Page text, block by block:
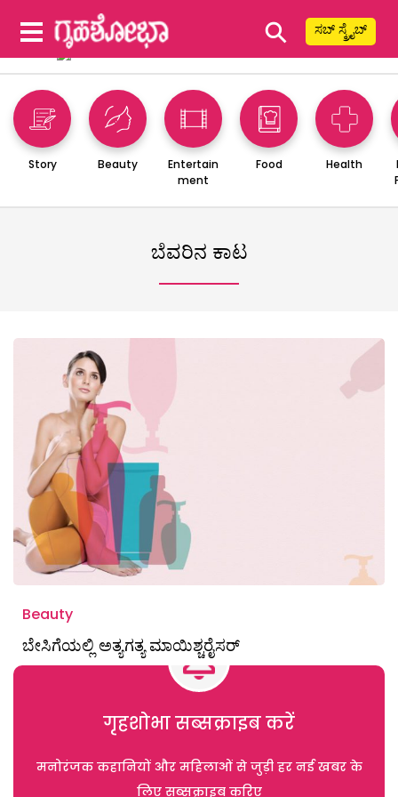
⚲ ಸಬ್ ಸ್ಕ್ರೈಬ್
Story Beauty
Entertain
ment
Food Health
ಬೆವರಿನ ಕಾಟ
Beauty
ಬೇಸಿಗೆಯಲ್ಲಿ ಅತ್ಯಗತ್ಯ ಮಾಯಿಶ್ಚರೈಸರ್
गृहशोभा सब्सक्राइब करें
मनोरंजक कहानियों और महिलाओं से जुड़ी हर नई खबर के
लिए सब्सक्राइब करिए